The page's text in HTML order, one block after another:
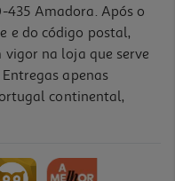
300g
Amadora. Após o
e do código postal,
vigor na loja que serve
apenas
continental,